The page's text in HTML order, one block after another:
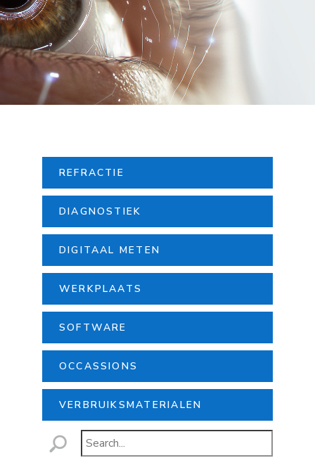
REFRACTIE
DIAGNOSTIEK
DIGITAAL METEN
WERKPLAATS
SOFTWARE
OCCASSIONS
VERBRUIKSMATERIALEN